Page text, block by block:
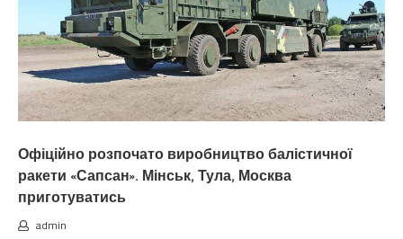
Офіційно розпочато виробництво балістичної
ракети «Сапсан». Мінськ, Тула, Москва
приготуватись
admin